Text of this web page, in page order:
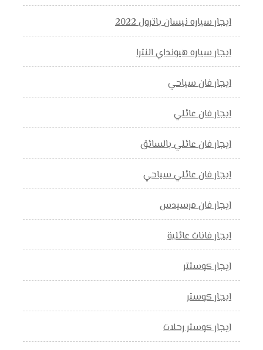
ايجار سياره نيسان باترول 2022
ايجار سياره هيونداي النترا
ايجار فان سياحي
ايجار فان عائلي
ايجار فان عائلي بالسائق
ايجار فان عائلي سياحي
ايجار فان مرسيدس
ايجار فانات عائلية
ايجار كوستتر
ايجار كوستر
ايجار كوستر رحلات